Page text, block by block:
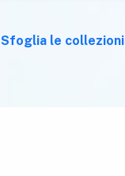
Sfoglia le collezioni